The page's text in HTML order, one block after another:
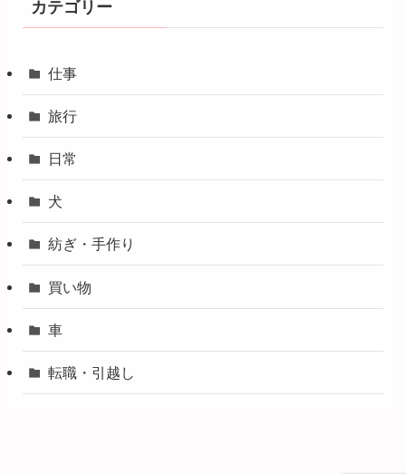
カテゴリー
仕事
旅行
日常
犬
紡ぎ・手作り
買い物
車
転職・引越し